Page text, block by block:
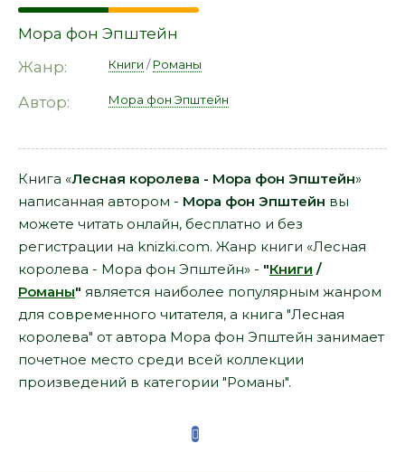
Мора фон Эпштейн
Жанр:
Книги /Романы
Автор: Мора фон Эпштейн
Книга «Лесная королева - Мора фон Эпштейн»
написанная автором - Мора фон Эпштейн вы
можете читать онлайн, бесплатно и без
регистрации на knizki.com. Жанр книги «Лесная
королева - Мора фон Эпштейн» - "Книги /
Романы" является наиболее популярным жанром
для современного читателя, а книга "Лесная
королева" от автора Мора фон Эпштейн занимает
почетное место среди всей коллекции
произведений в категории "Романы".